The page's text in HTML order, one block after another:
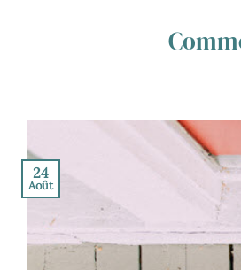
24
Août